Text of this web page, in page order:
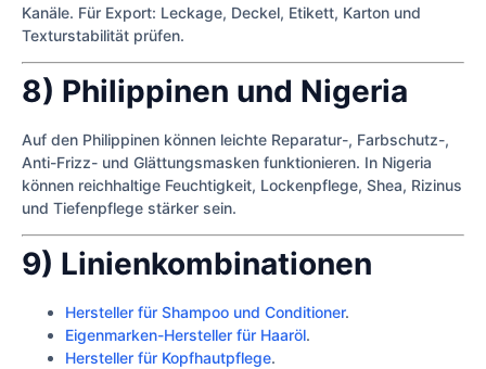
Kanäle. Für Export: Leckage, Deckel, Etikett, Karton und
Texturstabilität prüfen.
8) Philippinen und Nigeria
Auf den Philippinen können leichte Reparatur-, Farbschutz-,
Anti-Frizz- und Glättungsmasken funktionieren. In Nigeria
können reichhaltige Feuchtigkeit, Lockenpflege, Shea, Rizinus
und Tiefenpflege stärker sein.
9) Linienkombinationen
Hersteller für Shampoo und Conditioner.
Eigenmarken-Hersteller für Haaröl.
Hersteller für Kopfhautpflege.